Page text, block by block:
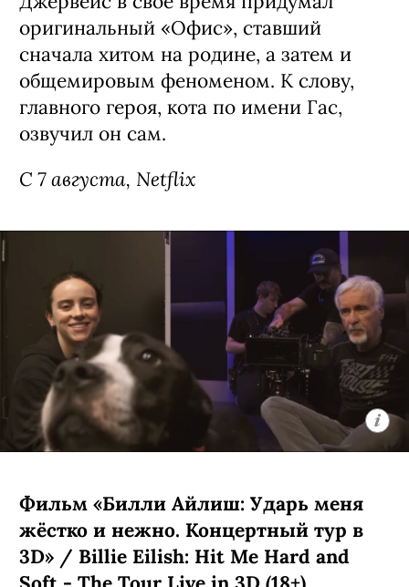
Сериал «Рики Джервейс: Уличные
коты» / Ricky Gervais Alley Cats,
премьера (18+)
Мультипликационная черная комедия
котов, которые ведут себя насколько
неполиткорректно и вызывающе,
настолько и обаятельно. Главное в
сериале — его создатель: Рики
Джервейс в свое время придумал
оригинальный «Офис», ставший
сначала хитом на родине, а затем и
общемировым феноменом. К слову,
главного героя, кота по имени Гас,
C 7 августа, Netflix